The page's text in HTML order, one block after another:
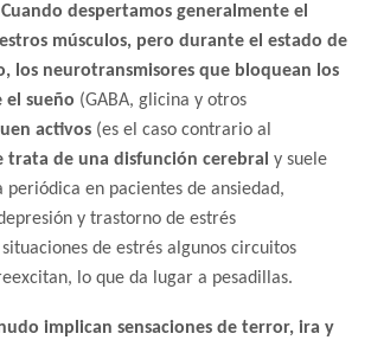
Cuando despertamos generalmente el
músculos, pero durante el estado de
los neurotransmisores que bloquean los
el sueño (GABA, glicina y otros
activos (es el caso contrario al
trata de una disfunción cerebral y suele
en pacientes de ansiedad,
y trastorno de estrés
de estrés algunos circuitos
lo que da lugar a pesadillas.
implican sensaciones de terror, ira y